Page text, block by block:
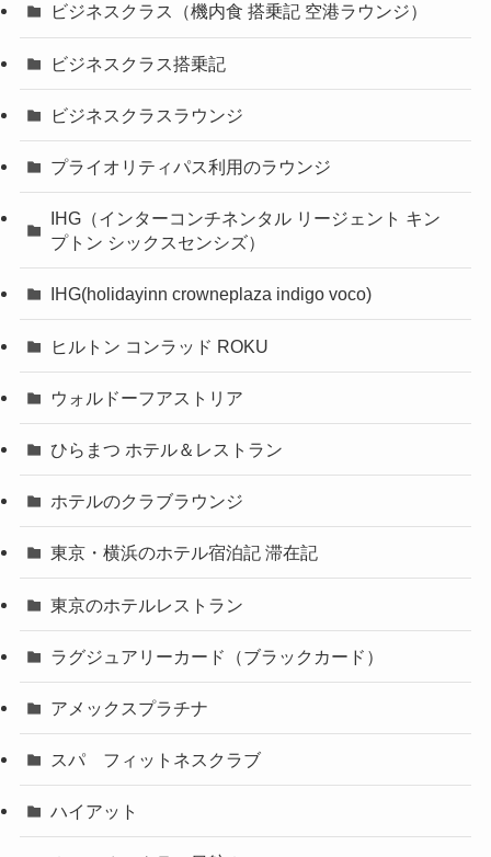
ビジネスクラス（機内食 搭乗記 空港ラウンジ）
ビジネスクラス搭乗記
ビジネスクラスラウンジ
プライオリティパス利用のラウンジ
IHG（インターコンチネンタル リージェント キン
プトン シックスセンシズ）
IHG(holidayinn crowneplaza indigo voco)
ヒルトン コンラッド ROKU
ウォルドーフアストリア
ひらまつ ホテル＆レストラン
ホテルのクラブラウンジ
東京・横浜のホテル宿泊記 滞在記
東京のホテルレストラン
ラグジュアリーカード（ブラックカード）
アメックスプラチナ
スパ フィットネスクラブ
ハイアット